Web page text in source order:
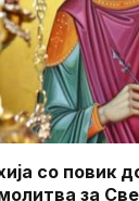
со повик
за